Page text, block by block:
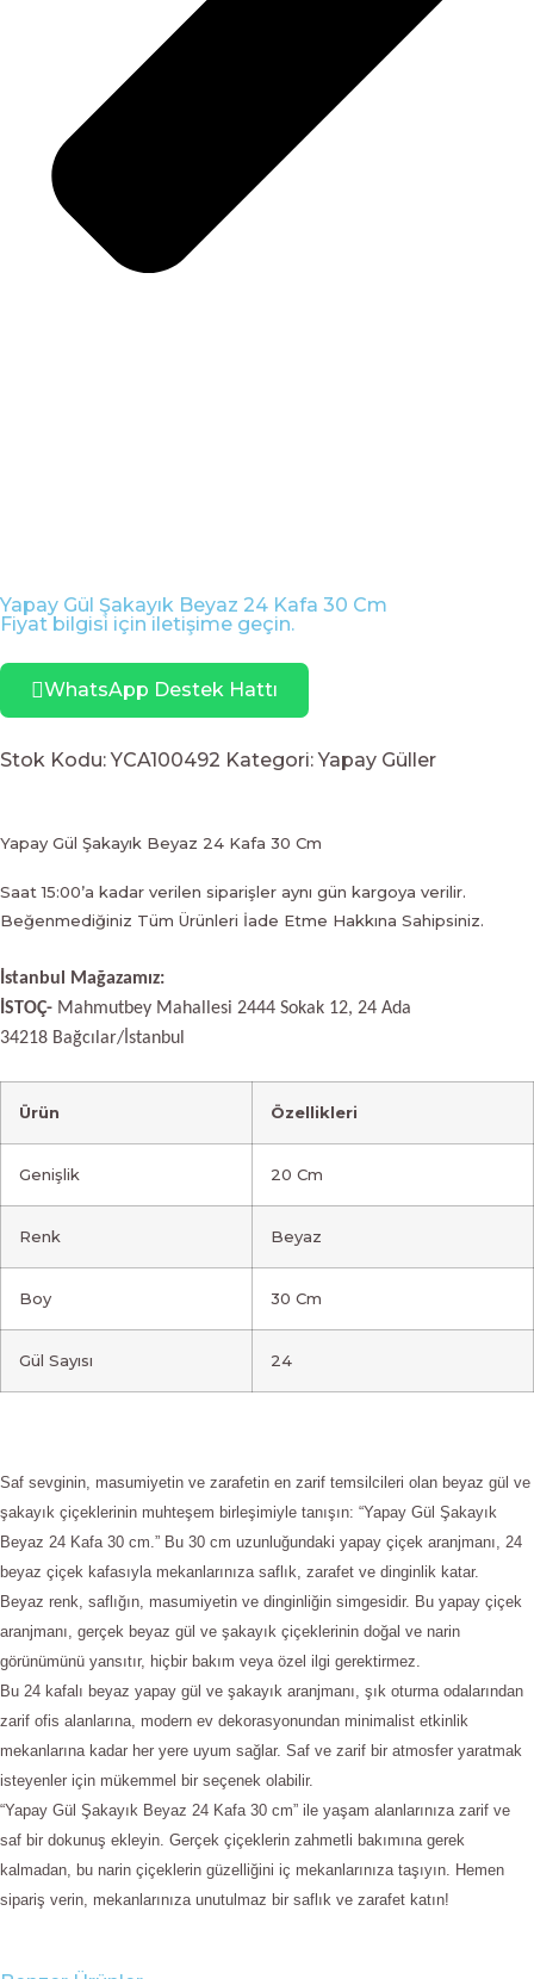
Yapay Gül Şakayık Beyaz 24 Kafa 30 Cm
Fiyat bilgisi için iletişime geçin.
WhatsApp Destek Hattı
Stok Kodu:YCA100492 Kategori: Yapay Güller
Yapay Gül Şakayık Beyaz 24 Kafa 30 Cm
Saat 15:00’a kadar verilen siparişler aynı gün kargoya verilir.
Beğenmediğiniz Tüm Ürünleri İade Etme Hakkına Sahipsiniz.
İstanbul Mağazamız:
İSTOÇ- Mahmutbey Mahallesi 2444 Sokak 12, 24 Ada
34218 Bağcılar/İstanbul
Ürün Özellikleri
Genişlik 20 Cm
Renk Beyaz
Boy 30 Cm
Gül Sayısı 24
Saf sevginin, masumiyetin ve zarafetin en zarif temsilcileri olan beyaz gül ve
şakayık çiçeklerinin muhteşem birleşimiyle tanışın: “Yapay Gül Şakayık
Beyaz 24 Kafa 30 cm.” Bu 30 cm uzunluğundaki yapay çiçek aranjmanı, 24
beyaz çiçek kafasıyla mekanlarınıza saflık, zarafet ve dinginlik katar.
Beyaz renk, saflığın, masumiyetin ve dinginliğin simgesidir. Bu yapay çiçek
aranjmanı, gerçek beyaz gül ve şakayık çiçeklerinin doğal ve narin
görünümünü yansıtır, hiçbir bakım veya özel ilgi gerektirmez.
Bu 24 kafalı beyaz yapay gül ve şakayık aranjmanı, şık oturma odalarından
zarif ofis alanlarına, modern ev dekorasyonundan minimalist etkinlik
mekanlarına kadar her yere uyum sağlar. Saf ve zarif bir atmosfer yaratmak
isteyenler için mükemmel bir seçenek olabilir.
“Yapay Gül Şakayık Beyaz 24 Kafa 30 cm” ile yaşam alanlarınıza zarif ve
saf bir dokunuş ekleyin. Gerçek çiçeklerin zahmetli bakımına gerek
kalmadan, bu narin çiçeklerin güzelliğini iç mekanlarınıza taşıyın. Hemen
sipariş verin, mekanlarınıza unutulmaz bir saflık ve zarafet katın!